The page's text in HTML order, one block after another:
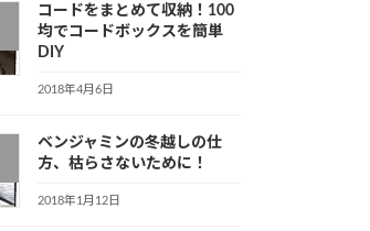
コードをまとめて収納！100
均でコードボックスを簡単
DIY
2018年4月6日
ベンジャミンの冬越しの仕
方、枯らさないために！
2018年1月12日